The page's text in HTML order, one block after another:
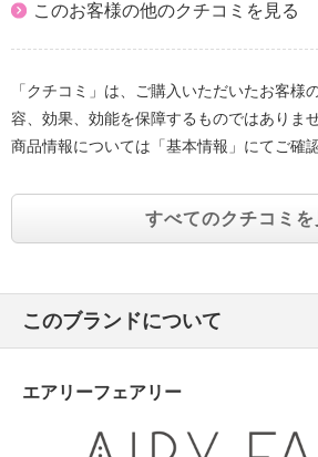
このお客様の他のクチコミを見る
「クチコミ」は、ご購入いただいたお客様
容、効果、効能を保障するものではありませ
商品情報については「基本情報」にてご確
すべてのクチコミを
このブランドについて
エアリーフェアリー